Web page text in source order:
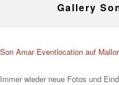
Gallery
Son Amar Eventlocation auf
Immer wieder neue Fotos und